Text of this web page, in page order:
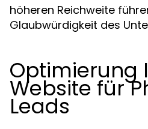
höheren Reichweite
Glaubwürdigkeit des
Optimierung
Website für
Leads